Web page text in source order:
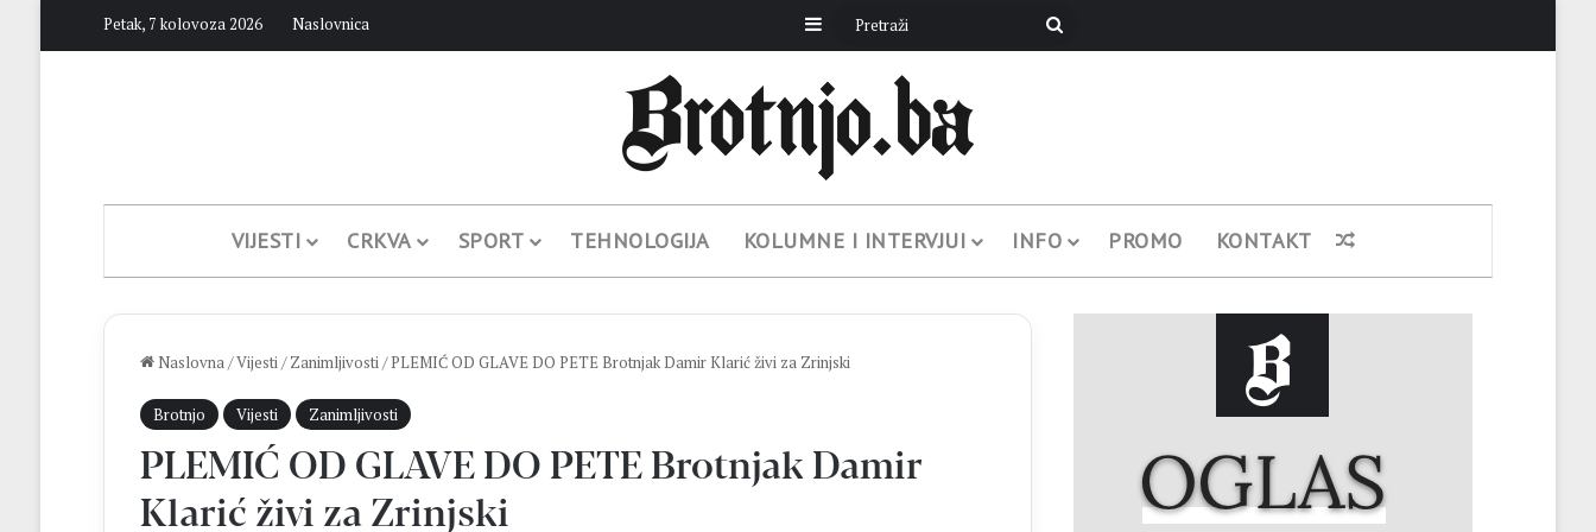
Petak, 7 kolovoza 2026 Naslovnica Sidebar Pretraži
VIJESTI CRKVA SPORT TEHNOLOGIJA KOLUMNE I INTERVJUI INFO PROMO KONTAKT Nasumični članak
Naslovna/Vijesti/ Zanimljivosti/ PLEMIĆ OD GLAVE DO PETE Brotnjak Damir Klarić živi za Zrinjski
Brotnjo Vijesti Zanimljivosti
PLEMIĆ OD GLAVE DO PETE Brotnjak Damir
Klarić živi za Zrinjski